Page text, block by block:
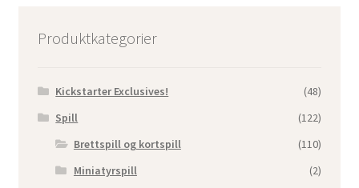
Produktkategorier
Kickstarter Exclusives!
(48)
Spill
(122)
Brettspill og kortspill
(110)
Miniatyrspill
(2)